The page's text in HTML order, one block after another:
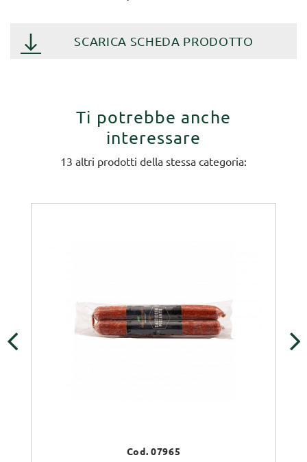
SCARICA SCHEDA PRODOTTO
Ti potrebbe anche
interessare
13 altri prodotti della stessa categoria:
Cod. 07965